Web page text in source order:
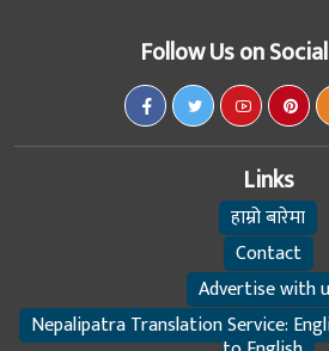
Follow Us on
Links
हाम्रो बारेमा
Contact
Advertise with
Nepalipatra Translation Service: